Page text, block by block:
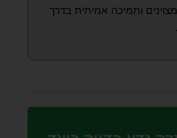
ותמיכה אמיתית בדרך